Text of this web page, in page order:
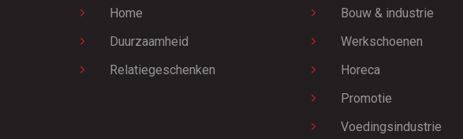
Home
Duurzaamheid
Relatiegeschenken
Bouw & industrie
Werkschoenen
Horeca
Promotie
Voedingsindustrie